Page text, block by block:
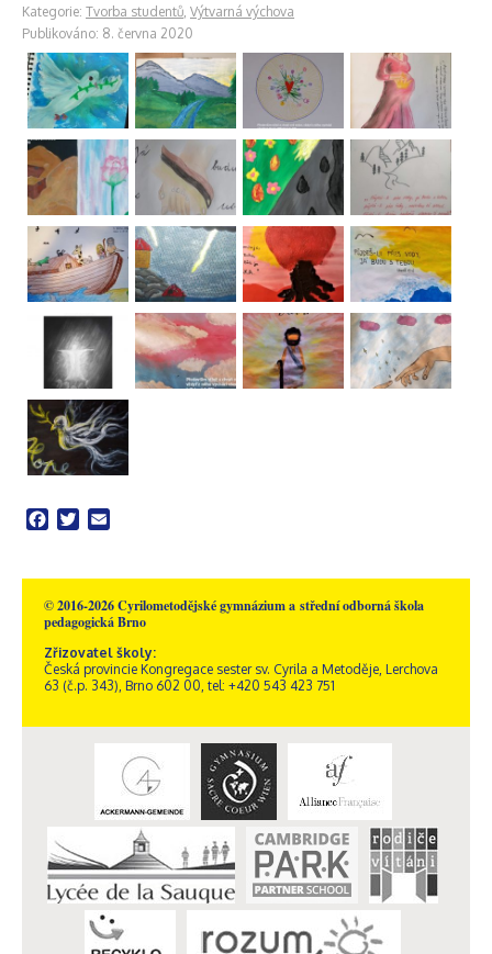
Kategorie: Tvorba studentů, Výtvarná výchova
Publikováno: 8. června 2020
Facebook
Twitter
© 2016-2026 Cyrilometodějské gymnázium a střední odborná škola
pedagogická Brno
Zřizovatel školy:
Česká provincie Kongregace sester sv. Cyrila a Metoděje, Lerchova
63 (č.p. 343), Brno 602 00, tel: +420 543 423 751